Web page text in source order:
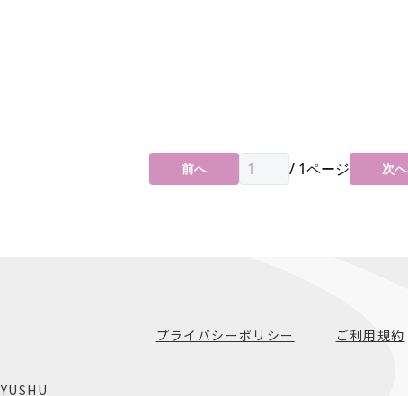
前へ / 1ページ 次へ
プライバシーポリシー ご利用規約